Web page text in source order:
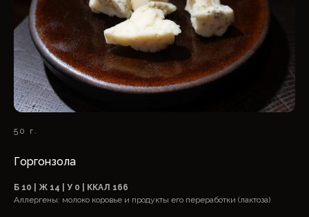
50 г.
Горгонзола
Б 10 | Ж 14 | У 0 | ККАЛ 166
Аллергены: молоко коровье и продукты его переработки (лактоза)